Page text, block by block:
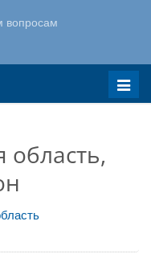
Меню